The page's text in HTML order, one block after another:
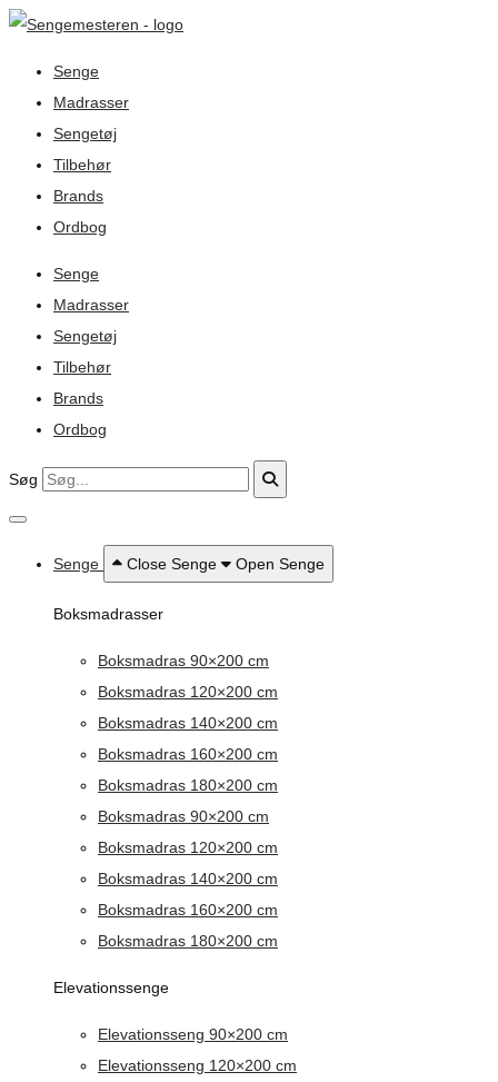
Senge
Madrasser
Sengetøj
Tilbehør
Brands
Ordbog
Senge
Madrasser
Sengetøj
Tilbehør
Brands
Ordbog
Søg
Senge Close Senge Open Senge
Boksmadrasser
Boksmadras 90×200 cm
Boksmadras 120×200 cm
Boksmadras 140×200 cm
Boksmadras 160×200 cm
Boksmadras 180×200 cm
Boksmadras 90×200 cm
Boksmadras 120×200 cm
Boksmadras 140×200 cm
Boksmadras 160×200 cm
Boksmadras 180×200 cm
Elevationssenge
Elevationsseng 90×200 cm
Elevationsseng 120×200 cm